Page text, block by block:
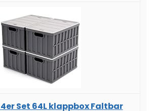
Set 64L klappbox Faltbar